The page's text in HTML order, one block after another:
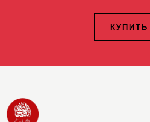
КУПИТЬ